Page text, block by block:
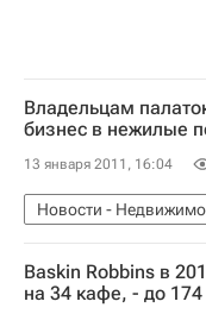
Владельцам
бизнес в нежилые
13 января 2011, 16:04
Новости -
Коммерческая
Baskin Robbins в
на 34 кафе, - до 174